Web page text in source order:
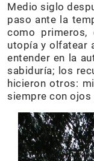
Medio siglo
paso ante la
como primeros,
utopía y olfatear
entender en la
sabiduría; los
hicieron otros:
siempre con ojos